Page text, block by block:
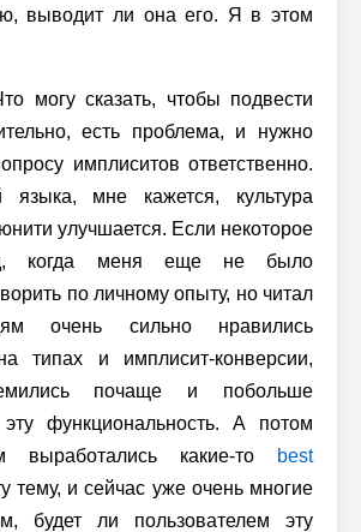
выводит ли она его. Я в этом
могу сказать, чтобы подвести
есть проблема, и нужно
имплиситов ответственно.
мне кажется, культура
улучшается. Если некоторое
когда меня еще не было
по личному опыту, но читал
очень сильно нравились
типах и имплисит-конверсии,
почаще и побольше
эту функциональность. А потом
выработались какие-то
best
тему, и сейчас уже очень многие
будет ли пользователем эту